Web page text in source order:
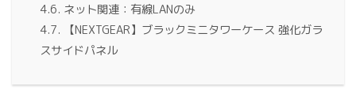
ネット関連：有線LANのみ
【NEXTGEAR】ブラックミニタワーケース 強化ガラ
スサイドパネル